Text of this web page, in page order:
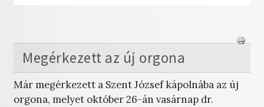
Megérkezett az új orgona
Már megérkezett a Szent József kápolnába az új
orgona, melyet október 26-án vasárnap dr.